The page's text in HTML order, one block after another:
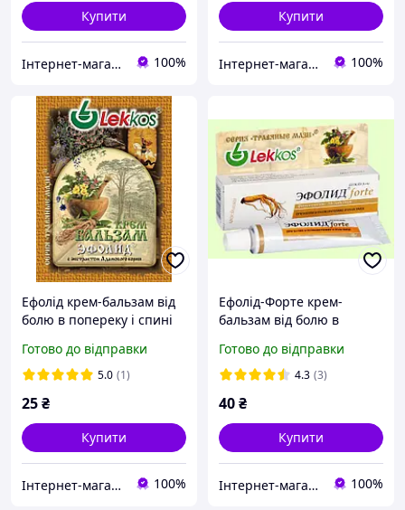
Купити
Інтернет-магазин "Домашня Аптечка" 100%
Купити
Інтернет-магазин "Домашня Аптечка" 100%
Ефолід крем-бальзам від
болю в попереку і спині
Готово до відправки
5.0 (1)
25₴
Купити
Інтернет-магазин "Домашня Аптечка" 100%
Ефолід-Форте крем-
бальзам від болю в
Готово до відправки
4.3 (3)
40₴
Купити
Інтернет-магазин "Домашня Аптечка" 100%